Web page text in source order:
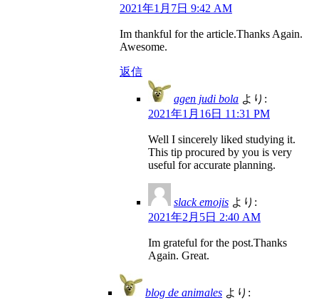
2021年1月7日 9:42 AM
Im thankful for the article.Thanks Again.
Awesome.
返信
agen judi bola より:
2021年1月16日 11:31 PM
Well I sincerely liked studying it.
This tip procured by you is very
useful for accurate planning.
slack emojis より:
2021年2月5日 2:40 AM
Im grateful for the post.Thanks
Again. Great.
blog de animales より: